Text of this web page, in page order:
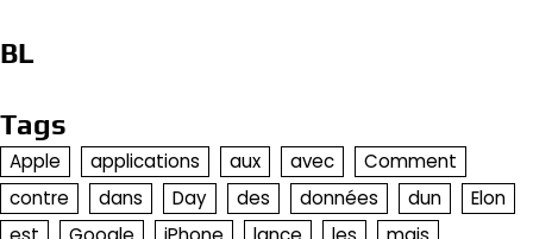
BL
Tags
Apple applications aux avec
Comment
contre
dans Day des données dun
Elon